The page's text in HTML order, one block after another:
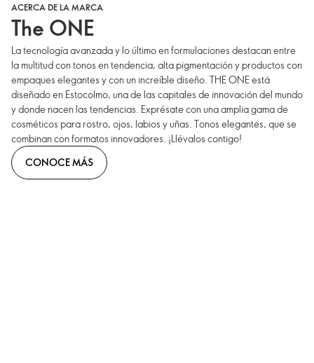
ACERCA DE LA MARCA
The ONE
La tecnología avanzada y lo último en formulaciones destacan entre
la multitud con tonos en tendencia, alta pigmentación y productos con
empaques elegantes y con un increíble diseño. THE ONE está
diseñado en Estocolmo, una de las capitales de innovación del mundo
y donde nacen las tendencias. Exprésate con una amplia gama de
cosméticos para rostro, ojos, labios y uñas. Tonos elegantes, que se
combinan con formatos innovadores. ¡Llévalos contigo!
CONOCE MÁS